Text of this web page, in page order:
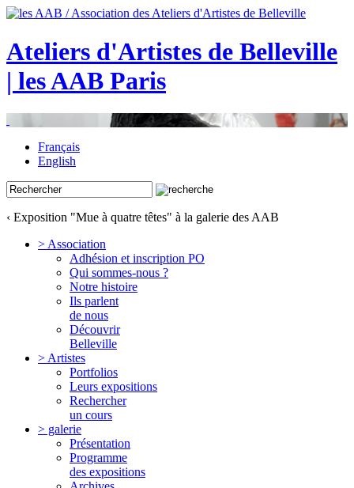
Ateliers d'Artistes de Belleville
| les AAB Paris
Français
English
‹ Exposition "Mue à quatre têtes" à la galerie des AAB
> Association
Adhésion et inscription PO
Qui sommes-nous ?
Notre histoire
Ils parlent
de nous
Découvrir
Belleville
> Artistes
Portfolios
Leurs expositions
Rechercher
un cours
> galerie
Présentation
Programme
des expositions